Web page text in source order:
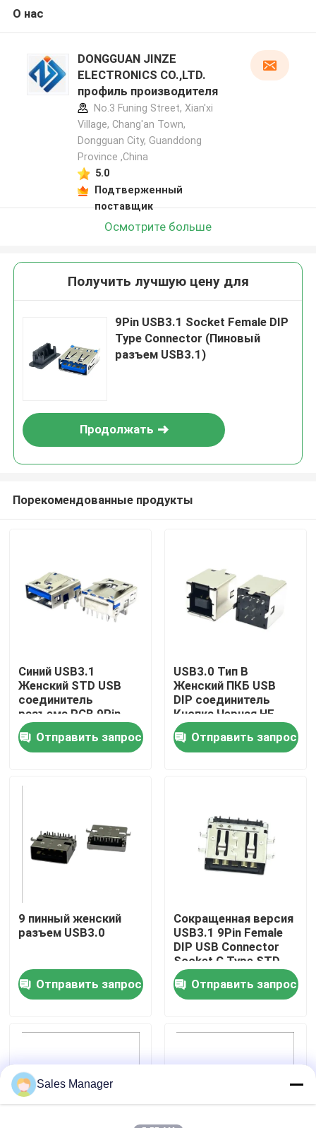
Дом
Путешествие фабрики
Спросите цитату
DIP-разъем USB
Разъем USB-разъема
О нас
DONGGUAN JINZE
ELECTRONICS CO.,LTD.
профиль производителя
No.3 Funing Street, Xian'xi
Village, Chang'an Town,
Dongguan City, Guanddong
Province ,China
5.0
Подтверженный
поставщик
Осмотрите больше
Получить лучшую цену для
9Pin USB3.1 Socket Female DIP
Type Connector (Пиновый
разъем USB3.1)
Продолжать
Порекомендованные продукты
Синий USB3.1
Женский STD USB
соединитель
разъема PCB 9Pin
Отправить запрос
USB3.0 Тип B
Женский ПКБ USB
DIP соединитель
Кнопка Черная HF
180 градусов Форма
T
Отправить запрос
9 пинный женский
разъем USB3.0
Отправить запрос
Сокращенная версия
USB3.1 9Pin Female
DIP USB Connector
Socket C Type STD
Отправить запрос
Sales Manager